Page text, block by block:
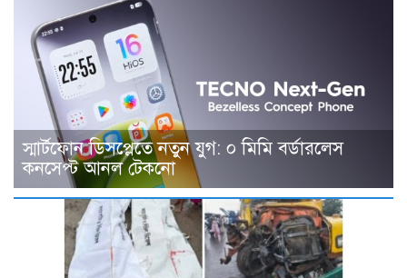
স্মার্টফোন ডিসপ্লেতে নতুন যুগ: ০ মিমি বর্ডারলেস
কনসেপ্ট আনল টেকনো